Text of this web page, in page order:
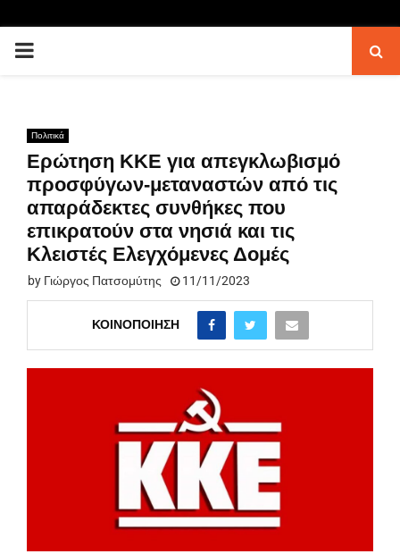
PRIMARY
Πολιτικά
Ερώτηση ΚΚΕ για απεγκλωβισμό
προσφύγων-μεταναστών από τις
απαράδεκτες συνθήκες που
επικρατούν στα νησιά και τις
Κλειστές Ελεγχόμενες Δομές
by Γιώργος Πατσομύτης 11/11/2023
ΚΟΙΝΟΠΟΊΗΣΗ